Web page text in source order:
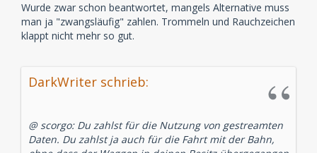
Wurde zwar schon beantwortet, mangels Alternative muss
man ja "zwangsläufig" zahlen. Trommeln und Rauchzeichen
klappt nicht mehr so gut.
DarkWriter schrieb:
@ scorgo: Du zahlst für die Nutzung von gestreamten
Daten. Du zahlst ja auch für die Fahrt mit der Bahn,